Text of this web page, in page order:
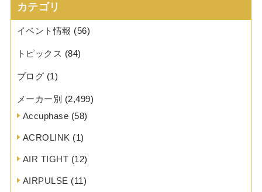
カテゴリ
イベント情報 (56)
トピックス (84)
ブログ (1)
メーカー別 (2,499)
Accuphase (58)
ACROLINK (1)
AIR TIGHT (12)
AIRPULSE (11)